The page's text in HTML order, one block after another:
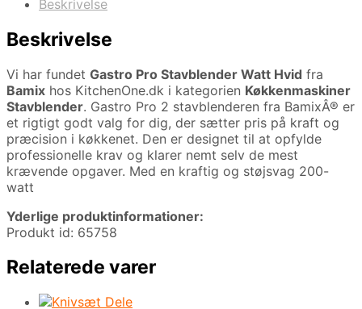
Beskrivelse
Beskrivelse
Vi har fundet Gastro Pro Stavblender Watt Hvid fra
Bamix hos KitchenOne.dk i kategorien Køkkenmaskiner
Stavblender. Gastro Pro 2 stavblenderen fra BamixÂ® er
et rigtigt godt valg for dig, der sætter pris på kraft og
præcision i køkkenet. Den er designet til at opfylde
professionelle krav og klarer nemt selv de mest
krævende opgaver. Med en kraftig og støjsvag 200-
watt
Yderlige produktinformationer:
Produkt id: 65758
Relaterede varer